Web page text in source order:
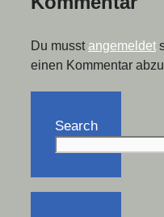
Du musst angemeldet
einen Kommentar
Search